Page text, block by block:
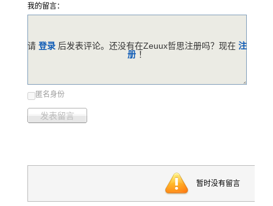
我的留言：
匿名身份
发表留言
请 登录 后发表评论。还没有在Zeuux哲思注册吗？现在 注
册 ！
暂时没有留言